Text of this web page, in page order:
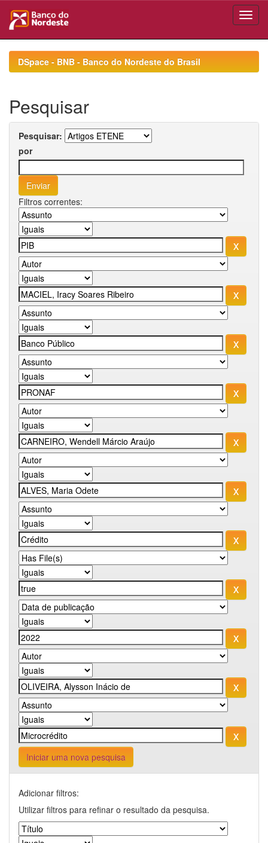
navigationDSpace - BNB - Banco do Nordeste do Brasil
Pesquisar
Pesquisar:
por
Filtros correntes:
Iniciar uma nova pesquisa
Adicionar filtros:
Utilizar filtros para refinar o resultado da pesquisa.